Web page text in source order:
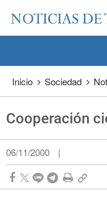
Pase a contenido
Inicio Sociedad
Cooperación
06/11/2000 |